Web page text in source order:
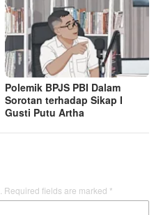
Polemik BPJS PBI Dalam
Sorotan terhadap Sikap I
Gusti Putu Artha
Required fields are marked *